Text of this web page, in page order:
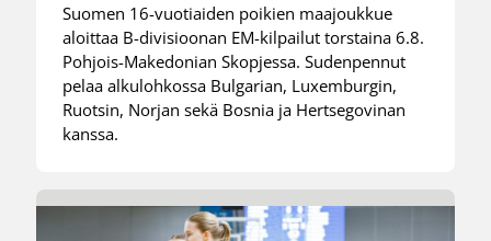
Suomen 16-vuotiaiden poikien maajoukkue
aloittaa B-divisioonan EM-kilpailut torstaina 6.8.
Pohjois-Makedonian Skopjessa. Sudenpennut
pelaa alkulohkossa Bulgarian, Luxemburgin,
Ruotsin, Norjan sekä Bosnia ja Hertsegovinan
kanssa.